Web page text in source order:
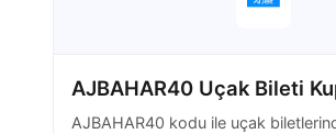
AJBAHAR40 Uçak Bileti
AJBAHAR40 kodu ile uçak